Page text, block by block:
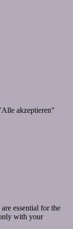
akzeptieren"
essential for the
with your